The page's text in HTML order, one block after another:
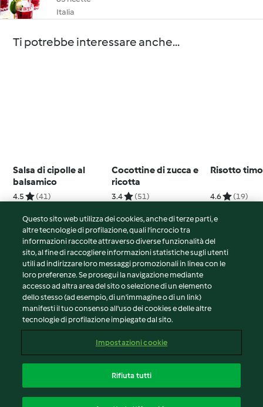
Italia
Ti potrebbe interessare anche...
Salsa di cipolle al
balsamico
4.5 (41)
Cocottine di zucca e
ricotta
3.4 (51)
Risotto
4.6 (19)
© Copyright 2026
Termini del servizio
Informativa sulla privacy
Avvertenze generali
Note legali
Contenuto del rapporto
Dichiarazione di accessibilità
Questo sito web utilizza dei cookies, anche di terze parti, e
altre tecnologie di profilazione, quali l’incrocio tra
informazioni raccolte attraverso diverse funzionalità del
sito, al fine di raccogliere informazioni statistiche sugli utenti
utili ad indirizzare loro messaggi promozionali in linea con le
loro preferenze. Se prosegui la navigazione mediante
accesso ad altra area del sito o selezione di un elemento
dello stesso (ad esempio, di un'immagine o di un link)
manifesti il tuo consenso all'uso dei cookies e delle altre
tecnologie di profilazione impiegate dal sito.
Impostazioni cookie
Rifiuta tutti